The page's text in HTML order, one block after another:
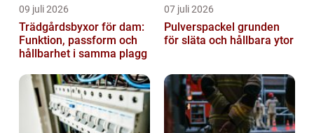
09 juli 2026
Trädgårdsbyxor för dam:
Funktion, passform och
hållbarhet i samma plagg
07 juli 2026
Pulverspackel grunden
för släta och hållbara ytor